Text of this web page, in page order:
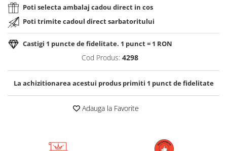
Poti selecta ambalaj cadou direct in cos
Poti trimite cadoul direct sarbatoritului
Castigi 1 puncte de fidelitate. 1 punct = 1 RON
Cod Produs: 4298
La achizitionarea acestui produs primiti 1 punct de fidelitate
Adauga la Favorite